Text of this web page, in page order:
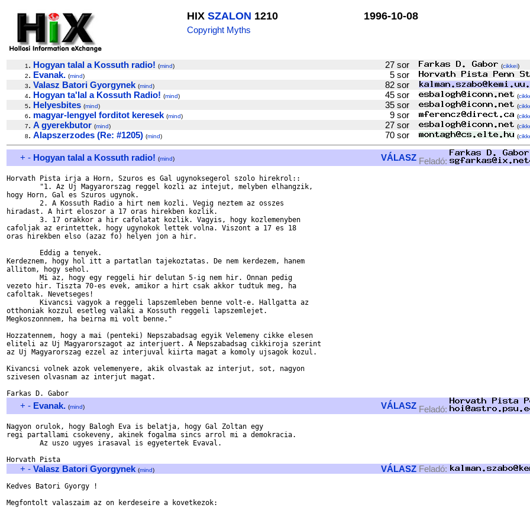
HIX SZALON 1210
Copyright Myths
1996-10-08
1 . Hogyan talal a Kossuth radio! (mind) 27 sor (cikkei)
2. Evanak. (mind) 5 sor
3. Valasz Batori Gyorgynek (mind) 82 sor
4. Hogyan ta'lal a Kossuth Radio! (mind) 45 sor (
5. Helyesbites (mind) 35 sor (
6. magyar-lengyel forditot keresek (mind) 9 sor (
7. A gyerekbutor (mind) 27 sor (
8. Alapszerzodes (Re: #1205) (mind) 70 sor (
+ - Hogyan talal a Kossuth radio! (mind) VÁLASZ Feladó:
Horvath Pista irja a Horn, Szuros es Gal ugynoksegerol szolo hirekrol::
hogy Horn, Gal es Szuros ugynok.
hiradast. A hirt eloszor a 17 oras hirekben kozlik.
cafoljak az erintettek, hogy ugynokok lettek volna. Viszont a 17 es 18
oras hirekben elso (azaz fo) helyen jon a hir.
Kerdeznem, hogy hol itt a partatlan tajekoztatas. De nem kerdezem, hanem
allitom, hogy sehol.
vezeto hir. Tiszta 70-es evek, amikor a hirt csak akkor tudtuk meg, ha
cafoltak. Nevetseges!
otthoniak kozzul esetleg valaki a Kossuth reggeli lapszemlejet.
Megkoszonnnem, ha beirna mi volt benne."
Hozzatennem, hogy a mai (penteki) Nepszabadsag egyik Velemeny cikke elesen
eliteli az Uj Magyarorszagot az interjuert. A Nepszabadsag cikkiroja szerint
az Uj Magyarorszag ezzel az interjuval kiirta magat a komoly ujsagok kozul.
Kivancsi volnek azok velemenyere, akik olvastak az interjut, sot, nagyon
szivesen olvasnam az interjut magat.
+ - Evanak. (mind) VÁLASZ Feladó:
Nagyon orulok, hogy Balogh Eva is belatja, hogy Gal Zoltan egy
regi partallami csokeveny, akinek fogalma sincs arrol mi a demokracia.
+ - Valasz Batori Gyorgynek (mind) VÁLASZ Feladó:
Kedves Batori Gyorgy !
Megfontolt valaszaim az on kerdeseire a kovetkezok: